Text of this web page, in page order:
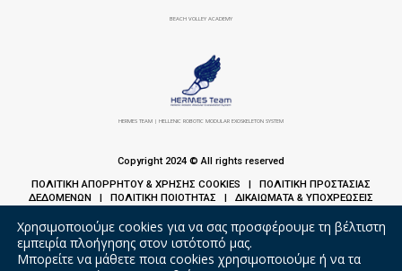
BEACH VOLLEY ACADEMY
HERMES TEAM | HELLENIC ROBOTIC MODULAR EXOSKELETON SYSTEM
Copyright 2024 © All rights reserved
ΠΟΛΙΤΙΚΗ ΑΠΟΡΡΗΤΟΥ & ΧΡΗΣΗΣ COOKIES | ΠΟΛΙΤΙΚΗ ΠΡΟΣΤΑΣΙΑΣ
ΔΕΔΟΜΕΝΩΝ | ΠΟΛΙΤΙΚΗ ΠΟΙΟΤΗΤΑΣ | ΔΙΚΑΙΩΜΑΤΑ & ΥΠΟΧΡΕΩΣΕΙΣ
Χρησιμοποιούμε cookies για να σας προσφέρουμε τη βέλτιστη
εμπειρία πλοήγησης στον ιστότοπό μας.
Μπορείτε να μάθετε ποια cookies χρησιμοποιούμε ή να τα